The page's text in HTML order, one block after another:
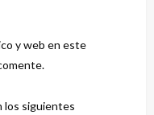
y web en este
los siguientes